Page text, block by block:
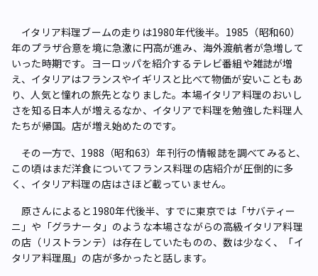
イタリア料理ブームの走りは1980年代後半。1985（昭和60）
年のプラザ合意を境に急激に円高が進み、海外渡航者が急増して
いった時期です。ヨーロッパを紹介するテレビ番組や雑誌が増
え、イタリアはフランスやイギリスと比べて物価が安いこともあ
り、人気と憧れの旅先となりました。本場イタリア料理のおいし
さを知る日本人が増えるなか、イタリアで料理を勉強した料理人
たちが帰国。店が増え始めたのです。
その一方で、1988（昭和63）年刊行の情報誌を調べてみると、
この頃はまだ洋食についてフランス料理の店紹介が圧倒的に多
く、イタリア料理の店はさほど載っていません。
原さんによると1980年代後半、すでに東京では「サバティー
ニ」や「グラナータ」のような本場さながらの高級イタリア料理
の店（リストランテ）は存在していたものの、数は少なく、「イ
タリア料理風」の店が多かったと話します。